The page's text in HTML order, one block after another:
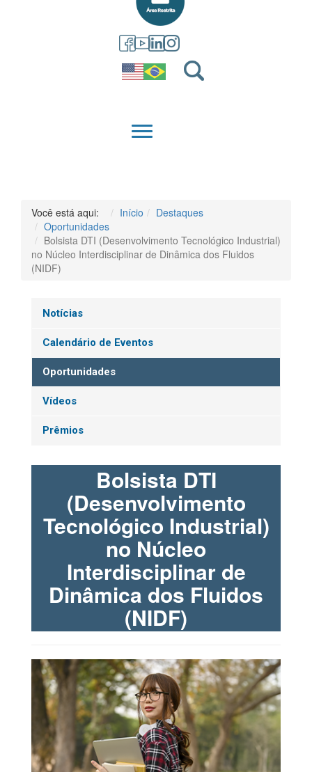
QUEM SOMOS
Você está aqui: Início
Destaques
Oportunidades
Bolsista DTI (Desenvolvimento Tecnológico Industrial)
no Núcleo Interdisciplinar de Dinâmica dos Fluidos
(NIDF)
Notícias
Calendário de Eventos
Oportunidades
Vídeos
Prêmios
Bolsista DTI
(Desenvolvimento
Tecnológico Industrial)
no Núcleo
Interdisciplinar de
Dinâmica dos Fluidos
(NIDF)